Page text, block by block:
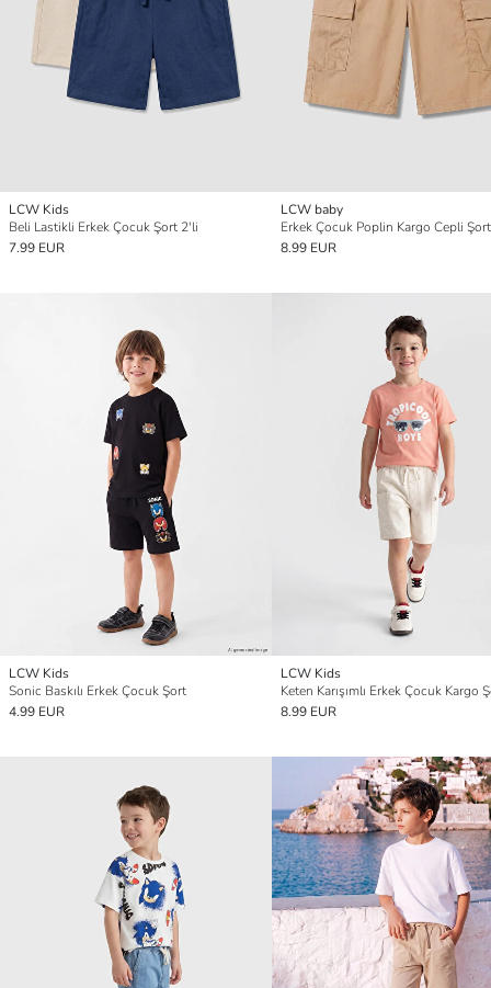
LCW Kids
Beli Lastikli Erkek Çocuk Şort 2'li
7.99 EUR
LCW baby
Erkek Çocuk Poplin Kargo Cepli Şort
8.99 EUR
LCW Kids
Sonic Baskılı Erkek Çocuk Şort
4.99 EUR
LCW Kids
Keten Karışımlı Erkek Çocuk Kargo
8.99 EUR